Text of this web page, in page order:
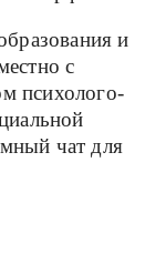
и
с
психолого-
чат для